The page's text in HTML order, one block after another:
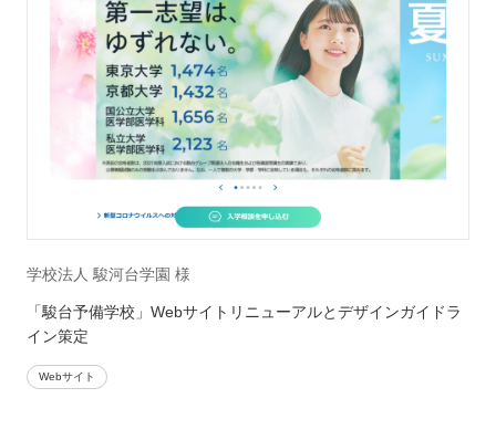
学校法人 駿河台学園 様
「駿台予備学校」Webサイトリニューアルとデザインガイドラ
イン策定
Webサイト